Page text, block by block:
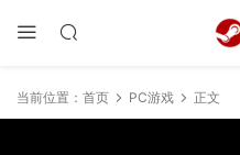
当前位置： 首页 PC游戏 正文
50% 75% 100%